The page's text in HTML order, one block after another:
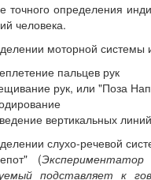
точного определения
человека.
моторной системы
пальцев рук
рук, или "Поза
вертикальных линий
слухо-речевой
(
подставляет к